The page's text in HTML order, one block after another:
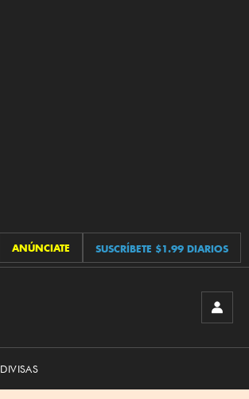
ANÚNCIATE SUSCRÍBETE $1.99 DIARIOS
DIVISAS